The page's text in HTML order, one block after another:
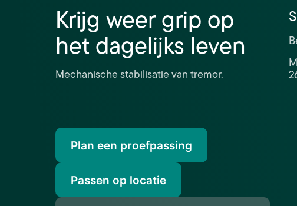
Krijg weer grip op
het dagelijks leven
Mechanische stabilisatie van tremor.
Plan een proefpassing
Passen op locatie